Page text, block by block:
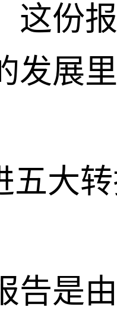
这份
发展
大转
是由